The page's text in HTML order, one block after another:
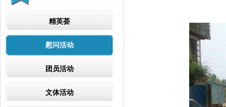
精英荟
慰问活动
团员活动
文体活动